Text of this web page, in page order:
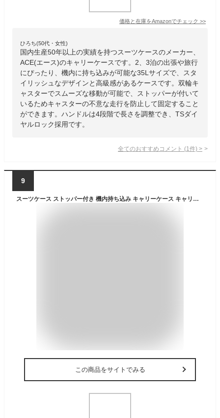
価格と在庫をAmazonでチェック >>
ひろち(50代・女性)
国内生産50年以上の実績を持つスーツケースのメーカー、
ACE(エース)のキャリーケースです。2、3泊の出張や旅行
にぴったり、機内に持ち込みが可能な35Lサイズで、スタ
イリッシュなデザインと高級感があるケースです。双輪キ
ャスターでスムーズな移動が可能で、ストッパーが付いて
いるためキャスターの不意な走行を防止して固定すること
ができます。ハンドルは4段階で長さを調整でき、TSダイ
ヤルロック採用です。
全てのおすすめコメント (1 件) >
9
スーツケース ストッパー付き 機内持ち込み キャリーケース キャリーバック Sサイズ 旅行カバン 最大 TSA 鍵式 かわいい おしゃれで修学旅行にもピッタリ♪
この商品をサイトでみる